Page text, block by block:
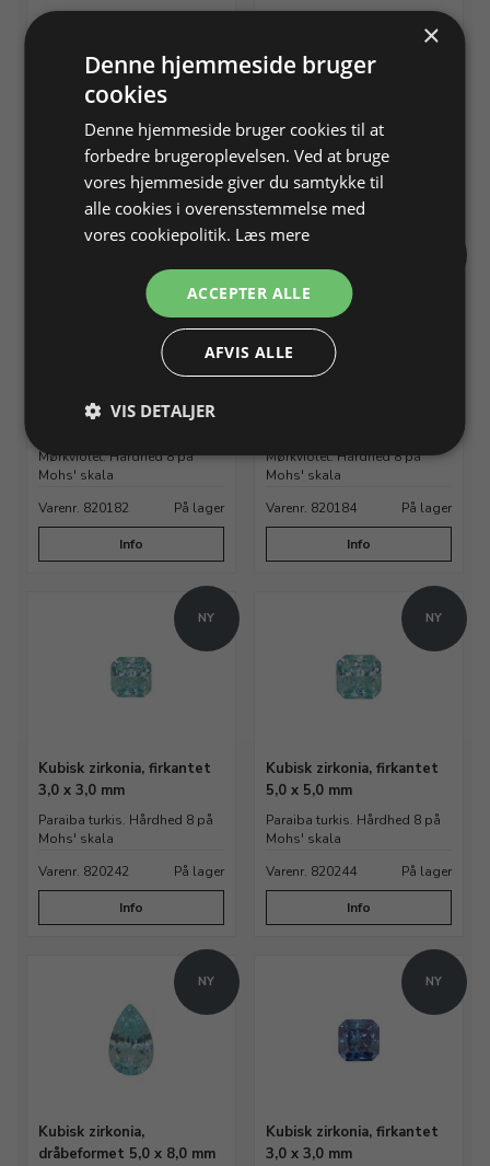
mørkviolet
Varenr. 820160
Info
Kubisk zirkonia, spids oval
5,0 x 2,5 mm
Varenr. 820180
Info
Kubisk zirkonia, spids oval
Mørkviolet. Hårdhed 8 på
Mohs' skala
Varenr. 820182
På lager
Info
Mørkviolet. Hårdhed 8 på
Mohs' skala
Varenr. 820184
På lager
Info
NY
Kubisk zirkonia, firkantet
3,0 x 3,0 mm
Paraiba turkis. Hårdhed 8 på
Mohs' skala
Varenr. 820242
På lager
Info
NY
Kubisk zirkonia, firkantet
5,0 x 5,0 mm
Paraiba turkis. Hårdhed 8 på
Mohs' skala
Varenr. 820244
På lager
Info
NY
Kubisk zirkonia,
dråbeformet 5,0 x 8,0 mm
NY
Kubisk zirkonia, firkantet
3,0 x 3,0 mm
×
Denne hjemmeside bruger
cookies
Denne hjemmeside bruger cookies til at
forbedre brugeroplevelsen. Ved at bruge
vores hjemmeside giver du samtykke til
alle cookies i overensstemmelse med
vores cookiepolitik. Læs mere
ACCEPTER ALLE
AFVIS ALLE
VIS DETALJER